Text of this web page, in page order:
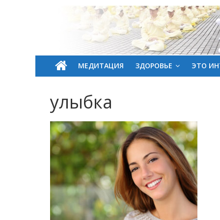
МЕДИТАЦИЯ ЗДОРОВЬЕ ЭТО
улыбка